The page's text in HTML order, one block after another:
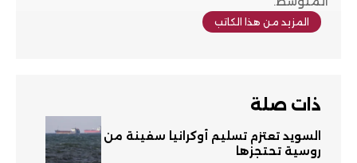
المزيد من هذا الكاتب
ذات صلة
السويد تعتزم تسليم أوكرانيا سفينة من
روسية تحتجزها